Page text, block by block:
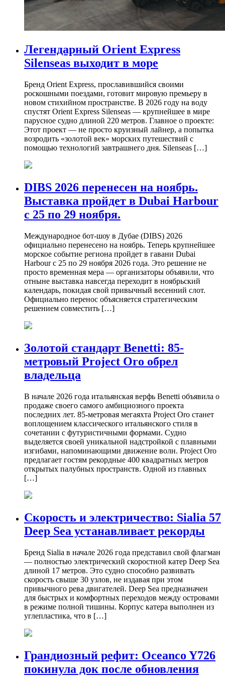
Легендарный Orient Express
Silenseas выходит в море
Бренд Orient Express, прославившийся своими
роскошными поездами, готовит мировую премьеру в
новом стихийном пространстве. В 2026 году на воду
спустят Orient Express Silenseas — крупнейшее в мире
парусное судно длиной 220 метров. Главное о проекте:
Этот проект — не просто круизный лайнер, а попытка
возродить «золотой век» морских путешествий с
помощью технологий завтрашнего дня. Silenseas […]
DIBS 2026 перенесен на ноябрь.
Выставка пройдет в Dubai Harbour
с 25 по 29 ноября.
Международное бот-шоу в Дубае (DIBS) 2026
официально перенесено на ноябрь. Теперь крупнейшее
морское событие региона пройдет в гавани Dubai
Harbour с 25 по 29 ноября 2026 года. Это решение не
просто временная мера — организаторы объявили, что
отныне выставка навсегда переходит в ноябрьский
календарь, покидая свой привычный весенний слот.
Официально перенос объясняется стратегическим
решением совместить […]
Золотой стандарт Benetti: 85-
метровый Project Oro обрел
владельца
В начале 2026 года итальянская верфь Benetti объявила о
продаже своего самого амбициозного проекта
последних лет. 85-метровая мегаяхта Project Oro станет
воплощением классического итальянского стиля в
сочетании с футуристичными формами. Судно
выделяется своей уникальной надстройкой с плавными
изгибами, напоминающими движение волн. Project Oro
предлагает гостям рекордные 400 квадратных метров
открытых палубных пространств. Одной из главных
[…]
Скорость и электричество: Sialia 57
Deep Sea устанавливает рекорды
Бренд Sialia в начале 2026 года представил свой флагман
— полностью электрический скоростной катер Deep Sea
длиной 17 метров. Это судно способно развивать
скорость свыше 30 узлов, не издавая при этом
привычного рева двигателей. Deep Sea предназначен
для быстрых и комфортных переходов между островами
в режиме полной тишины. Корпус катера выполнен из
углепластика, что в […]
Грандиозный рефит: Oceanco Y726
покинула док после обновления